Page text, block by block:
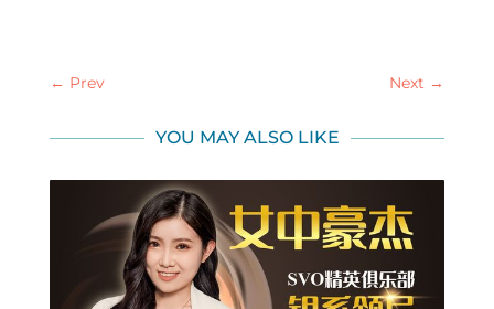
← Prev Next →
YOU MAY ALSO LIKE